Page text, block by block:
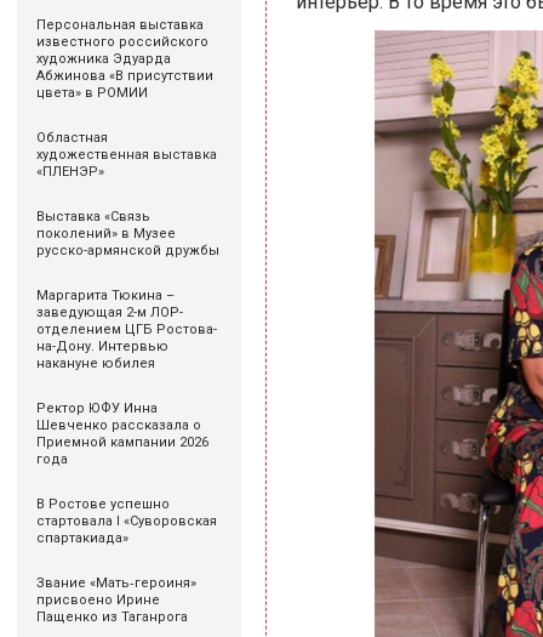
Персональная выставка
известного российского
художника Эдуарда
Абжинова «В присутствии
цвета» в РОМИИ
Областная
художественная выставка
«ПЛЕНЭР»
Выставка «Связь
поколений» в Музее
русско-армянской дружбы
Маргарита Тюкина –
заведующая 2-м ЛОР-
отделением ЦГБ Ростова-
на-Дону. Интервью
накануне юбилея
Ректор ЮФУ Инна
Шевченко рассказала о
Приемной кампании 2026
года
В Ростове успешно
стартовала I «Суворовская
спартакиада»
Звание «Мать‑героиня»
присвоено Ирине
Пащенко из Таганрога